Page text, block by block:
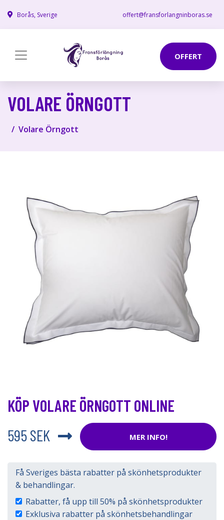
Borås, Sverige offert@fransforlangninboras.se
OFFERT
VOLARE ÖRNGOTT
Volare Örngott
KÖP VOLARE ÖRNGOTT ONLINE
595 SEK
MER INFO!
Få Sveriges bästa rabatter på skönhetsprodukter
& behandlingar.
Rabatter, få upp till 50% på skönhetsprodukter
Exklusiva rabatter på skönhetsbehandlingar